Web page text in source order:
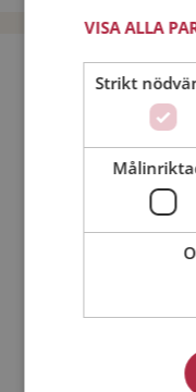
Bli
Min ålder:
VISA ALLA
Strikt